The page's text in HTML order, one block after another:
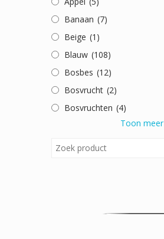
Banaan (7)
Beige (1)
Blauw (108)
Bosbes (12)
Bosvrucht (2)
Bosvruchten (4)
Toon meer